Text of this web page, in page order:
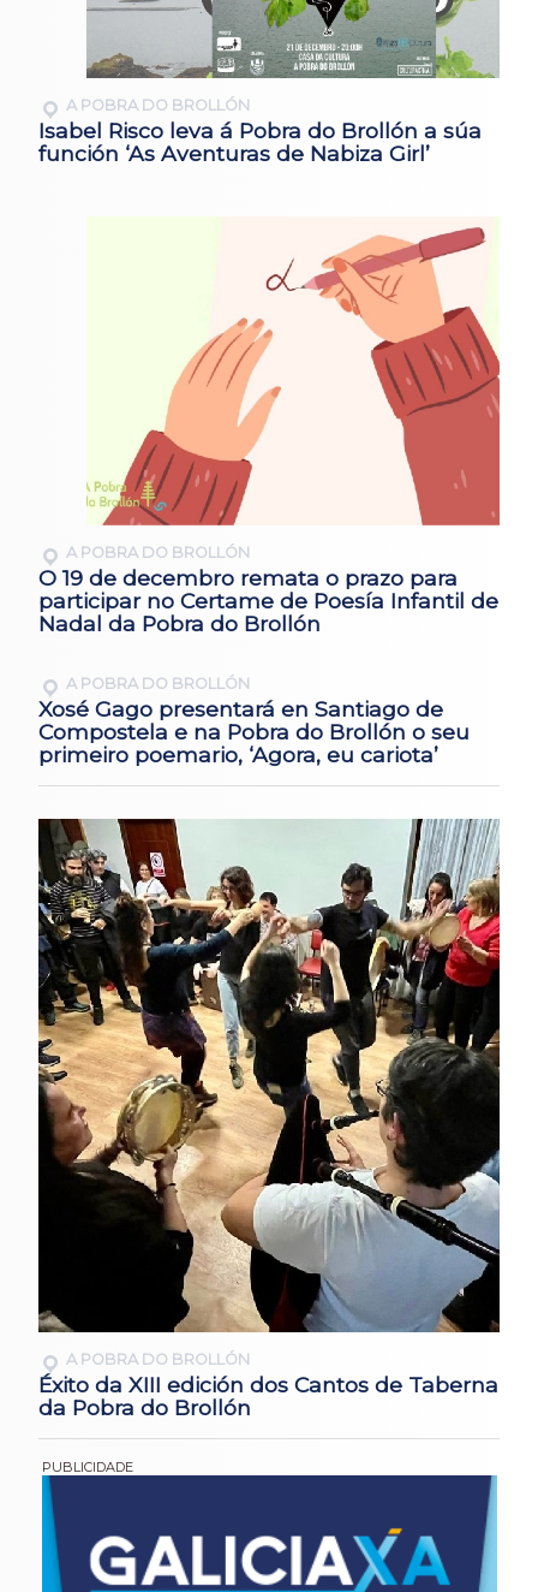
A POBRA DO BROLLÓN
Isabel Risco leva á Pobra do Brollón a súa
función ‘As Aventuras de Nabiza Girl’
A POBRA DO BROLLÓN
O 19 de decembro remata o prazo para
participar no Certame de Poesía Infantil de
Nadal da Pobra do Brollón
A POBRA DO BROLLÓN
Xosé Gago presentará en Santiago de
Compostela e na Pobra do Brollón o seu
primeiro poemario, ‘Agora, eu cariota’
A POBRA DO BROLLÓN
Éxito da XIII edición dos Cantos de Taberna
da Pobra do Brollón